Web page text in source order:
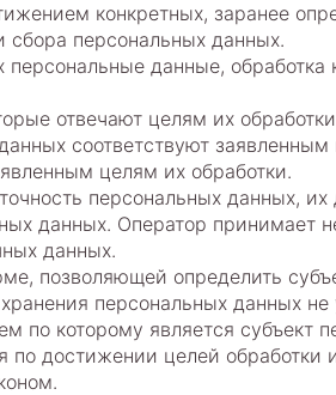
конкретных, заранее
сбора персональных данных.
данные,
отвечают целям их
соответствуют заявленным
целям их обработки.
персональных данных,
данных. Оператор
данных.
позволяющей определить
персональных данных
по которому является
достижении целей